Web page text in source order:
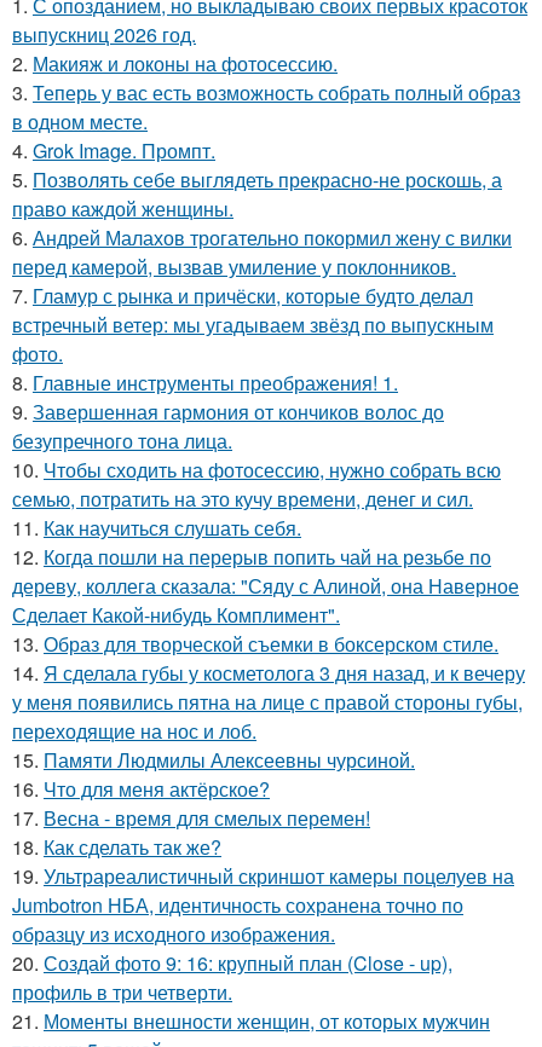
выпускниц 2026 год.
2. Макияж и локоны на фотосессию.
3. Теперь у вас есть возможность собрать полный образ
в одном месте.
4. Grok Image. Промпт.
5. Позволять себе выглядеть прекрасно-не роскошь, а
право каждой женщины.
6. Андрей Малахов трогательно покормил жену с вилки
перед камерой, вызвав умиление у поклонников.
7. Гламур с рынка и причёски, которые будто делал
встречный ветер: мы угадываем звёзд по выпускным
фото.
8. Главные инструменты преображения! 1.
9. Завершенная гармония от кончиков волос до
безупречного тона лица.
10. Чтобы сходить на фотосессию, нужно собрать всю
семью, потратить на это кучу времени, денег и сил.
11. Как научиться слушать себя.
12. Когда пошли на перерыв попить чай на резьбе по
дереву, коллега сказала: "Сяду с Алиной, она Наверное
Сделает Какой-нибудь Комплимент".
13. Образ для творческой съемки в боксерском стиле.
14. Я сделала губы у косметолога 3 дня назад, и к вечеру
у меня появились пятна на лице с правой стороны губы,
переходящие на нос и лоб.
15. Памяти Людмилы Алексеевны чурсиной.
16. Что для меня актёрское?
17. Весна - время для смелых перемен!
18. Как сделать так же?
19. Ультрареалистичный скриншот камеры поцелуев на
Jumbotron НБА, идентичность сохранена точно по
образцу из исходного изображения.
20. Создай фото 9: 16: крупный план (Close - up),
профиль в три четверти.
21. Моменты внешности женщин, от которых мужчин